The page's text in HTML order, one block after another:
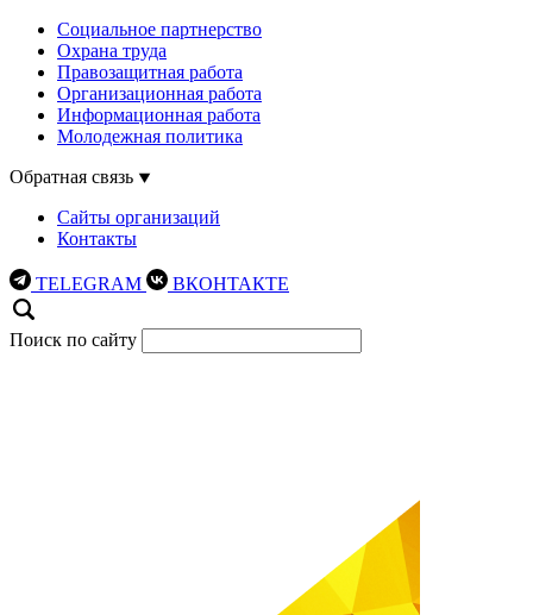
Социальное партнерство
Охрана труда
Правозащитная работа
Организационная работа
Информационная работа
Молодежная политика
Обратная связь
Сайты организаций
Контакты
TELEGRAM ВКОНТАКТЕ
Поиск по сайту